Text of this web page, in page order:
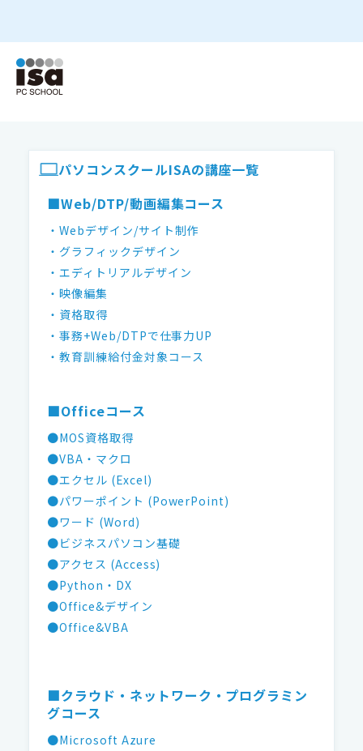
パソコンスクールISAの講座一覧
■Web/DTP/動画編集コース
・Webデザイン/サイト制作
・グラフィックデザイン
・エディトリアルデザイン
・映像編集
・資格取得
・事務+Web/DTPで仕事力UP
・教育訓練給付金対象コース
■Officeコース
●MOS資格取得
●VBA・マクロ
●エクセル (Excel)
●パワーポイント (PowerPoint)
●ワード (Word)
●ビジネスパソコン基礎
●アクセス (Access)
●Python・DX
●Office&デザイン
●Office&VBA
■クラウド・ネットワーク・プログラミン
グコース
●Microsoft Azure